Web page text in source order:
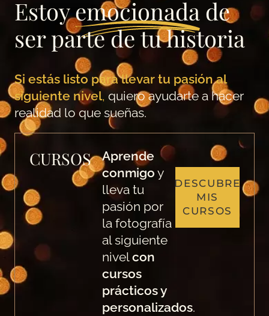
Estoyemocionadade
ser parte de tu historia
Si estás listo para llevar tu pasión al
siguiente nivel, quiero ayudarte a hacer
realidad lo que sueñas.
CURSOS
Aprende
conmigo y
lleva tu
pasión por
la fotografía
al siguiente
nivelcon
cursos
prácticos y
personalizados.
DESCUBRE
MIS
CURSOS